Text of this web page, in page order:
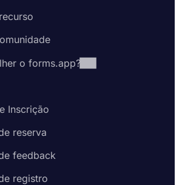
o forms.app?
Inscrição
reserva
feedback
registro